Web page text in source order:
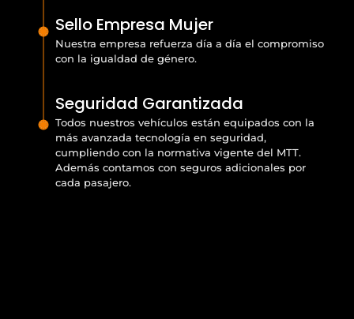
Sello Empresa Mujer
Nuestra empresa refuerza día a día el compromiso
con la igualdad de género.
Seguridad Garantizada
Todos nuestros vehículos están equipados con la
más avanzada tecnología en seguridad,
cumpliendo con la normativa vigente del MTT.
Además contamos con seguros adicionales por
cada pasajero.